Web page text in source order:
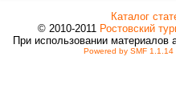
Каталог
© 2010-2011 Ростовский
При использовании материалов
Powered by SMF 1.1.14